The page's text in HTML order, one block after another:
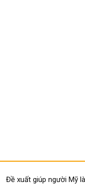
Đề xuất giúp người Mỹ